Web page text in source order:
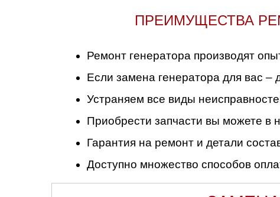
ПРЕИМУЩЕСТВА
Ремонт генератора производят
Если замена генератора для вас –
Устраняем все виды
Приобрести запчасти вы можете в
Гарантия на ремонт и детали
Доступно множество способов